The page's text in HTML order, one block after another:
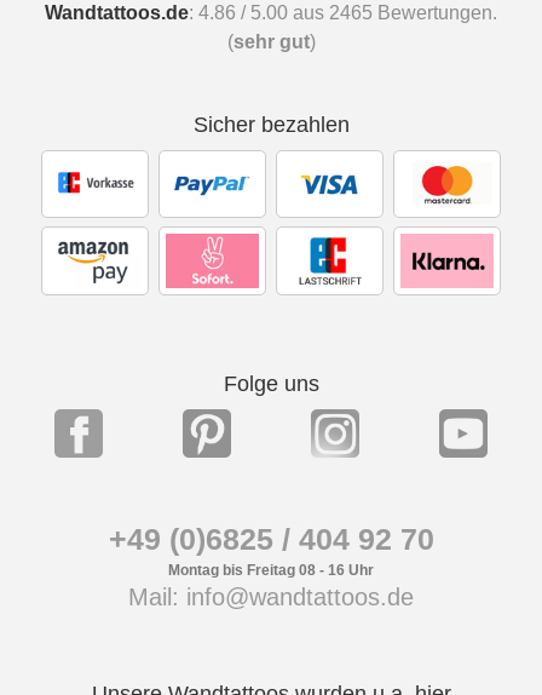
Wandtattoos.de: 4.86 / 5.00 aus 2465 Bewertungen.
(sehr gut)
Sicher bezahlen
Folge uns
+49 (0)6825 / 404 92 70
Montag bis Freitag 08 - 16 Uhr
Mail: info@wandtattoos.de